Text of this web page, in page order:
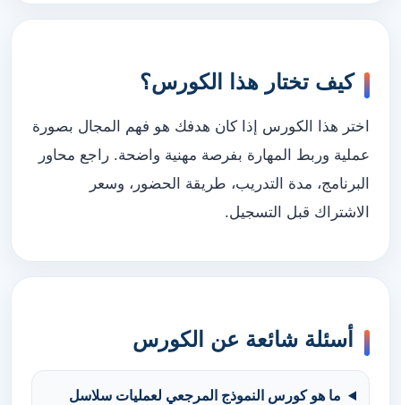
كيف تختار هذا الكورس؟
اختر هذا الكورس إذا كان هدفك هو فهم المجال بصورة
عملية وربط المهارة بفرصة مهنية واضحة. راجع محاور
البرنامج، مدة التدريب، طريقة الحضور، وسعر
الاشتراك قبل التسجيل.
أسئلة شائعة عن الكورس
ما هو كورس النموذج المرجعي لعمليات سلاسل